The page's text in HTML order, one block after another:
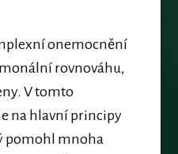
onemocnění
rovnováhu,
V tomto
na hlavní principy
pomohl mnoha